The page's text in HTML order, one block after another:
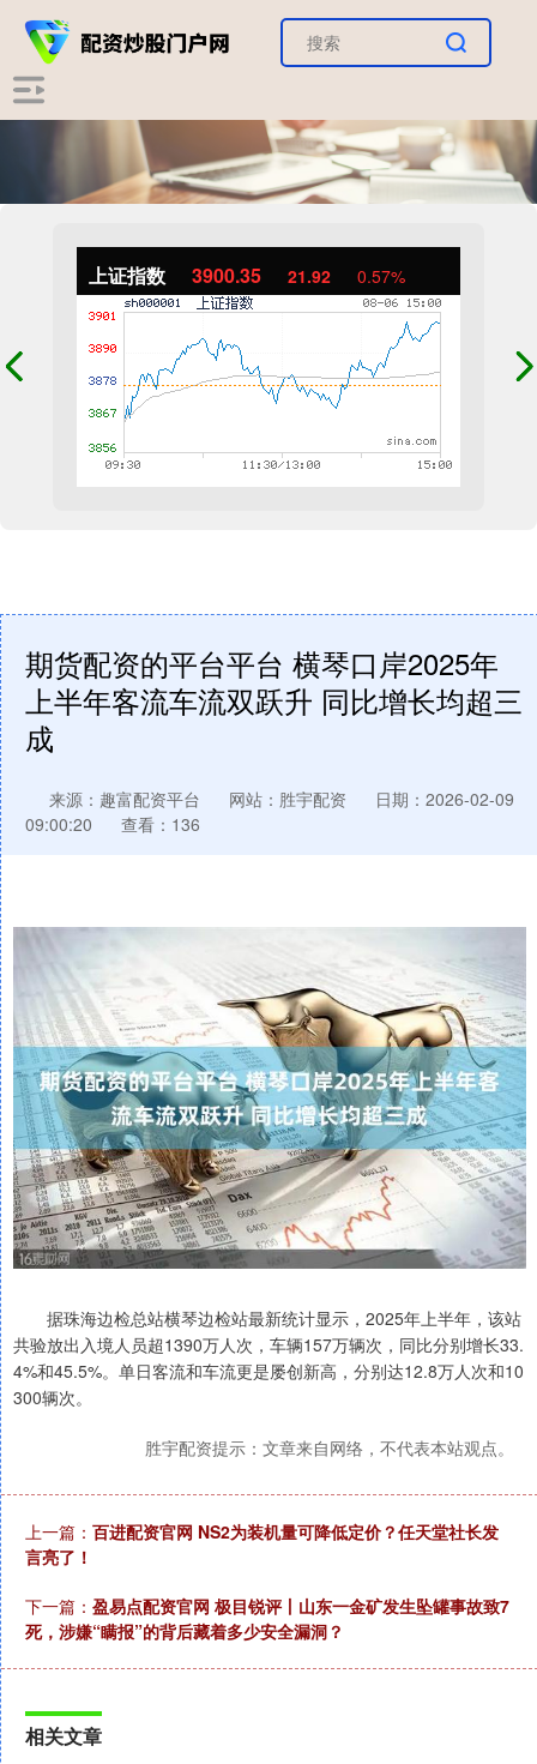
上证指数 3900.35 21.92 0.57%
期货配资的平台平台 横琴口岸2025年
上半年客流车流双跃升 同比增长均超三
成
来源：趣富配资平台 网站：胜宇配资
日期：2026-02-09
09:00:20
查看：136
据珠海边检总站横琴边检站最新统计显示，2025年上半年，该站
共验放出入境人员超1390万人次，车辆157万辆次，同比分别增长33.
4%和45.5%。单日客流和车流更是屡创新高，分别达12.8万人次和10
300辆次。
胜宇配资提示：文章来自网络，不代表本站观点。
上一篇： 百进配资官网 NS2为装机量可降低定价？任天堂社长发
言亮了！
下一篇： 盈易点配资官网 极目锐评丨山东一金矿发生坠罐事故致7
死，涉嫌“瞒报”的背后藏着多少安全漏洞？
相关文章